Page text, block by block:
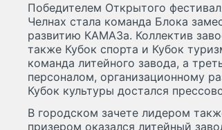
Победителем Открытого
Челнах стала команда Блока
развитию КАМАЗа. Коллектив
также Кубок спорта и Кубок
команда литейного завода, а
персоналом, организационному
Кубок культуры достался
В городском зачете лидером
призером оказался литейный